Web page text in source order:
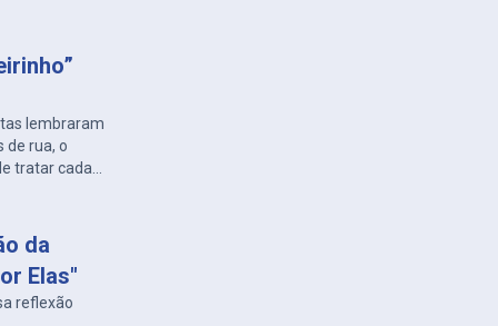
lembraram
de rua, o
tratar cada
da
Elas"
reflexão